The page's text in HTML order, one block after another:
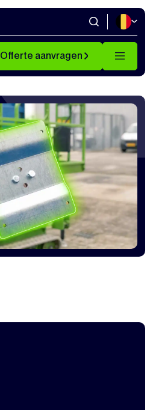
Offerte aanvragen